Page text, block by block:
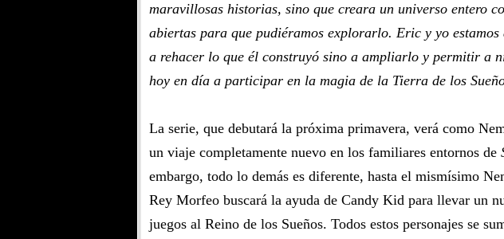
maravillosas historias, sino que creara un universo entero
abiertas para que pudiéramos explorarlo. Eric y yo estamos
a rehacer lo que él construyó sino a ampliarlo y permitir a
hoy en día a participar en la magia de la Tierra de los
La serie, que debutará la próxima primavera, verá como
un viaje completamente nuevo en los familiares entornos de
embargo, todo lo demás es diferente, hasta el mismísimo
Rey Morfeo buscará la ayuda de Candy Kid para llevar un
juegos al Reino de los Sueños. Todos estos personajes se